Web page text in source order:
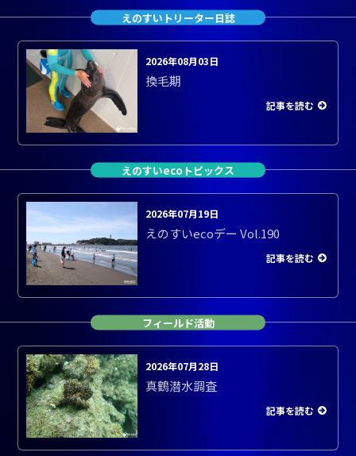
えのすいトリーター日誌
2026年08月03日
換毛期
記事を読む
えのすいecoトピックス
2026年07月19日
えのすいecoデー Vol.190
記事を読む
フィールド活動
2026年07月28日
真鶴潜水調査
記事を読む